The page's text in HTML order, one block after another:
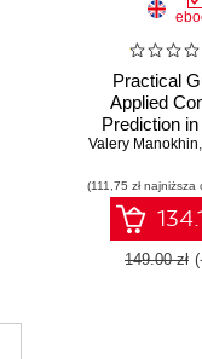
Practical
Applied
Prediction
Learn and
industry
Valery Manokhin,
(111,75 zł
149.00 zł